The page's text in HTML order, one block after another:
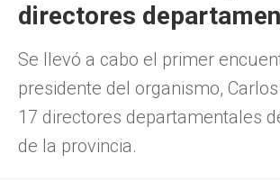
directores
Se llevó a cabo el primer
presidente del organismo,
17 directores departamentales
de la provincia.